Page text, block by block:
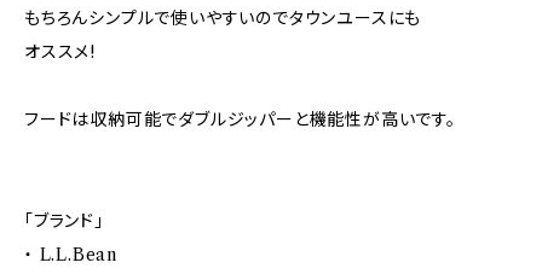
もちろんシンプルで使いやすいのでタウンユースにも
オススメ!
フードは収納可能でダブルジッパーと機能性が高いです。
「ブランド」
・ L.L.Bean